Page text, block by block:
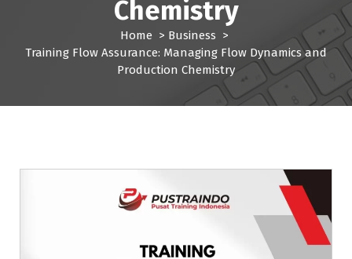
Chemistry
Home > Business >
Training Flow Assurance: Managing Flow Dynamics and
Production Chemistry